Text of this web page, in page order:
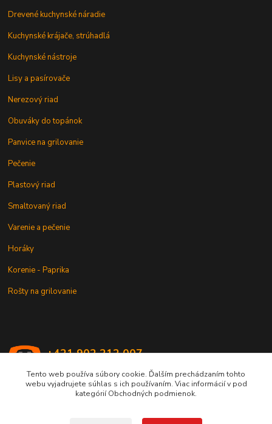
Drevené kuchynské náradie
Kuchynské krájače, strúhadlá
Kuchynské nástroje
Lisy a pasírovače
Nerezový riad
Obuváky do topánok
Panvice na grilovanie
Pečenie
Plastový riad
Smaltovaný riad
Varenie a pečenie
Horáky
Korenie - Paprika
Rošty na grilovanie
+421 902 212 007
Tento web používa súbory cookie. Ďalším prechádzaním tohto
webu vyjadrujete súhlas s ich používaním. Viac informácií v pod
kategórií Obchodných podmienok.